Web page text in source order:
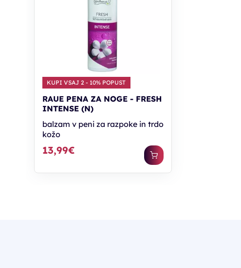
KUPI VSAJ 2 - 10% POPUST
RAUE PENA ZA NOGE - FRESH
INTENSE (N)
balzam v peni za razpoke in trdo
kožo
13,99€